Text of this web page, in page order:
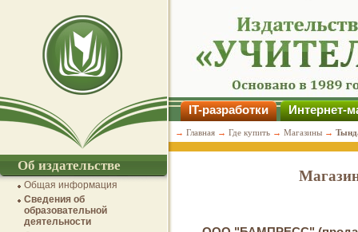
IT-разработки Интернет-
→ Главная → Где купить → Магазины →
Об издательстве
Общая информация
Сведения об
образовательной
деятельности